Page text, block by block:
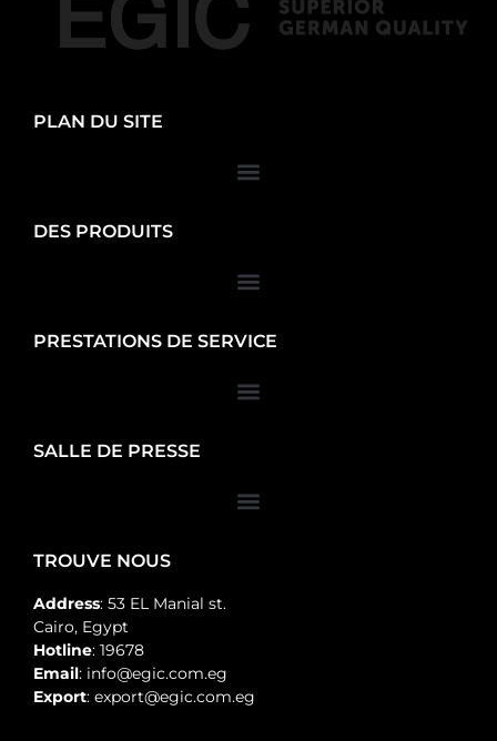
PLAN DU SITE
DES PRODUITS
PRESTATIONS DE SERVICE
SALLE DE PRESSE
TROUVE NOUS
Address: 53 EL Manial st.
Cairo, Egypt
Hotline: 19678
Email: info@egic.com.eg
Export: export@egic.com.eg